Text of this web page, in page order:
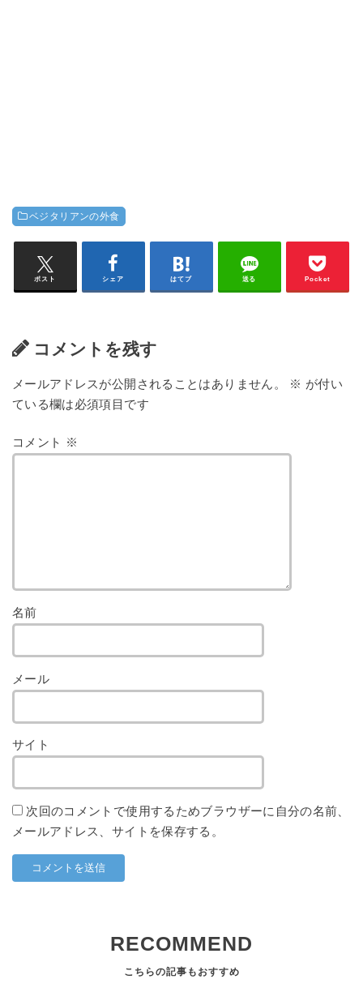
ベジタリアンの外食
ポスト シェア はてブ 送る Pocket
コメントを残す
メールアドレスが公開されることはありません。 ※ が付い
ている欄は必須項目です
コメント ※
名前
メール
サイト
次回のコメントで使用するためブラウザーに自分の名前、
メールアドレス、サイトを保存する。
RECOMMEND